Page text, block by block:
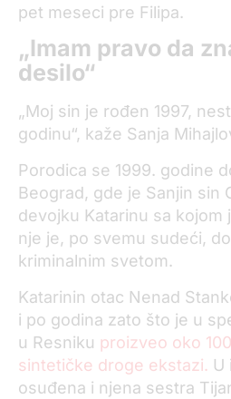
pet meseci pre Filipa.
„Imam pravo da
desilo“
„Moj sin je rođen 1997,
godinu“, kaže Sanja
Porodica se 1999. godine
Beograd, gde je Sanjin sin
devojku Katarinu sa kojom
nje je, po svemu sudeći,
kriminalnim svetom.
Katarinin otac Nenad
i po godina zato što je u
u Resniku proizveo oko
sintetičke droge ekstazi. U
osuđena i njena sestra